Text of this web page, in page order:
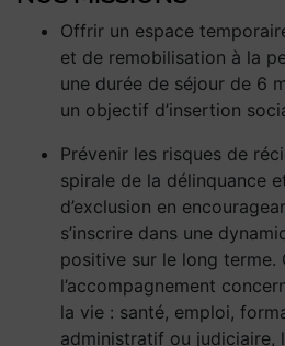
Offrir un espace
et de remobilisation à la
une durée de séjour de 6
un objectif d’insertion
Prévenir les risques de
spirale de la délinquance
d’exclusion en
s’inscrire dans une
positive sur le long terme.
l’accompagnement
la vie : santé, emploi,
administratif ou judiciaire,